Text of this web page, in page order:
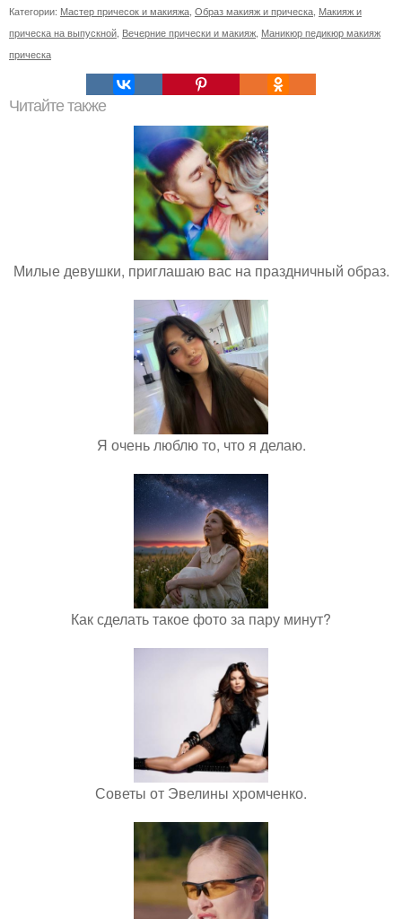
Категории: Мастер причесок и макияжа, Образ макияж и прическа, Макияж и
прическа на выпускной, Вечерние прически и макияж, Маникюр педикюр макияж
прическа
Читайте также
Милые девушки, приглашаю вас на праздничный образ.
Я очень люблю то, что я делаю.
Как сделать такое фото за пару минут?
Советы от Эвелины хромченко.